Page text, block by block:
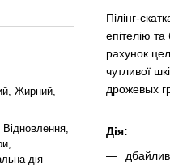
Жирний,
дія
Пілінг-
епітелію
рахунок
чутливої
дрожевых
Дія: